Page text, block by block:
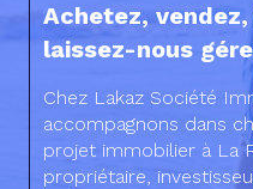
Achetez,
laissez-nous
Chez Lakaz Société
accompagnons dans
projet immobilier à La
propriétaire,